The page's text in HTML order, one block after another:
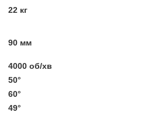
22 кг
90 мм
4000 об/хв
50°
60°
49°